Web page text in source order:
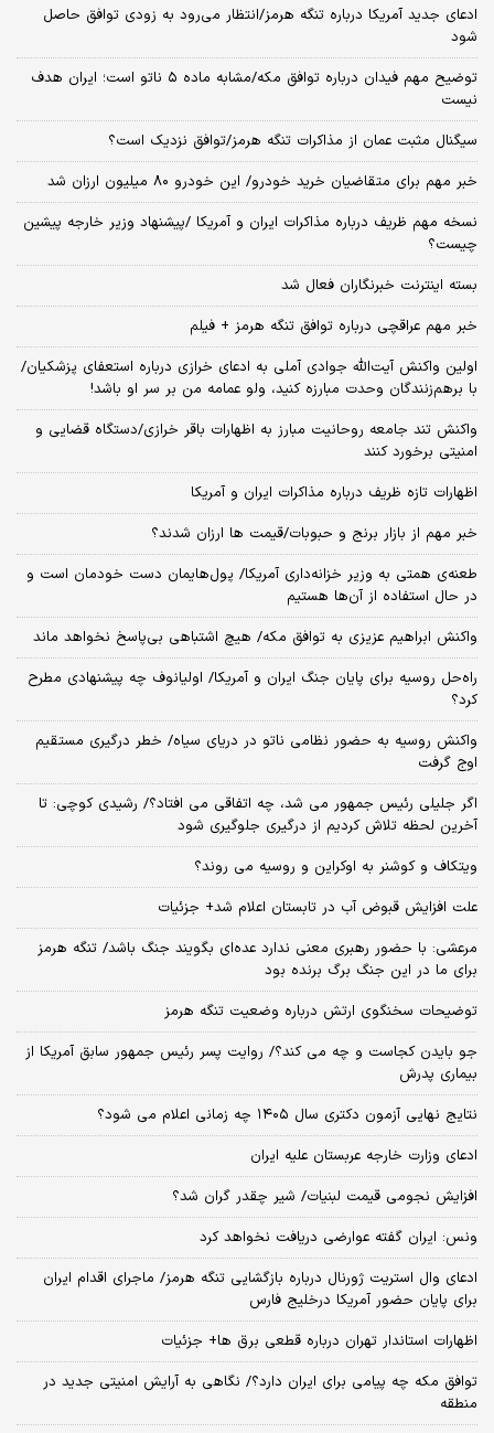
ادعای جدید آمریکا درباره تنگه هرمز/انتظار می‌رود به زودی توافق حاصل
شود
توضیح مهم فیدان درباره توافق مکه/مشابه ماده ۵ ناتو است؛ ایران هدف
نیست
سیگنال‌ مثبت عمان از مذاکرات تنگه هرمز/توافق نزدیک است؟
خبر مهم برای متقاضیان خرید خودرو/ این خودرو ۸۰ میلیون ارزان شد
نسخه‌ مهم ظریف درباره مذاکرات ایران و آمریکا /پیشنهاد وزیر خارجه پیشین
چیست؟
بسته اینترنت خبرنگاران فعال شد
خبر مهم عراقچی درباره توافق تنگه هرمز + فیلم
اولین واکنش آیت‌الله جوادی آملی به ادعای خرازی درباره استعفای پزشکیان/
با برهم‌زنندگان وحدت مبارزه کنید، ولو عمامه من بر سر او باشد!
واکنش تند جامعه روحانیت مبارز به اظهارات باقر خرازی/دستگاه قضایی و
امنیتی برخورد کنند
اظهارات تازه ظریف درباره مذاکرات ایران و آمریکا
خبر مهم از بازار برنج و حبوبات/قیمت ها ارزان شدند؟
طعنه‌ی‌ همتی به وزیر خزانه‌داری آمریکا/ پول‌هایمان دست خودمان است و
در حال استفاده از آن‌ها هستیم
واکنش ابراهیم عزیزی به توافق مکه/ هیچ اشتباهی بی‌پاسخ نخواهد ماند
راه‌حل روسیه برای پایان جنگ ایران و آمریکا/ اولیانوف چه پیشنهادی مطرح
کرد؟
واکنش روسیه به حضور نظامی ناتو در دریای سیاه/ خطر درگیری مستقیم
اوج گرفت
اگر جلیلی رئیس جمهور می شد، چه اتفاقی می افتاد؟/ رشیدی کوچی: تا
آخرین لحظه تلاش کردیم از درگیری جلوگیری شود
ویتکاف و کوشنر به اوکراین و روسیه می روند؟
علت افزایش قبوض آب در تابستان اعلام شد+ جزئیات
مرعشی: با حضور رهبری معنی ندارد عده‌ای بگویند جنگ باشد/ تنگه هرمز
برای ما در این جنگ برگ برنده بود
توضیحات سخنگوی ارتش درباره وضعیت تنگه هرمز
جو بایدن کجاست و چه می کند؟/ روایت پسر رئیس جمهور سابق آمریکا از
بیماری پدرش
نتایج نهایی آزمون دکتری سال ۱۴۰۵ چه زمانی اعلام می شود؟
ادعای وزارت خارجه عربستان علیه ایران
افزایش نجومی قیمت لبنیات/ شیر چقدر گران شد؟
ونس: ایران گفته عوارضی دریافت نخواهد کرد
ادعای وال استریت ژورنال درباره بازگشایی تنگه هرمز/ ماجرای اقدام ایران
برای پایان حضور آمریکا درخلیج فارس
اظهارات استاندار تهران درباره قطعی برق ها+ جزئیات
توافق مکه چه پیامی برای ایران دارد؟/ نگاهی به آرایش امنیتی جدید در
منطقه